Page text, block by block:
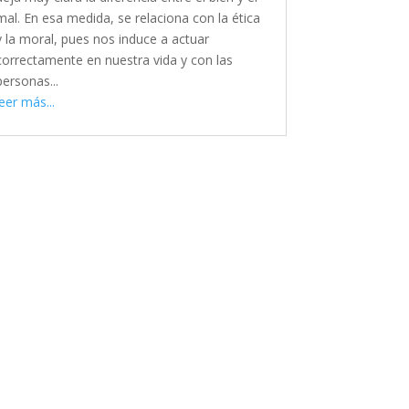
En esa medida, se relaciona con la ética
la moral, pues nos induce a actuar
en nuestra vida y con las
más...